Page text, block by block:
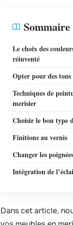
Sommaire
Le choix des
réinventé
Opter pour des
Techniques de
merisier
Choisir le bon type
Finitions au vernis
Changer les poignées
Intégration de
Dans cet article,